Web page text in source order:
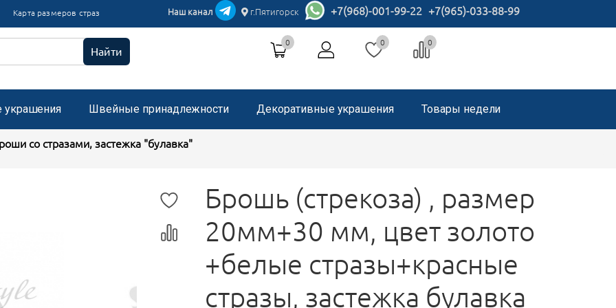
Карта размеров страз Наш канал г.Пятигорск +7(968)-001-99-22 +7(965)-033-88-99
Найти
0 0 0
украшения Швейные принадлежности Декоративные украшения
пришивные с микробисером
стразами, застежка "булавка"
Товары недели
со стразами, застежка "булавка"
Брошь (стрекоза) , размер
20мм+30 мм, цвет золото
+белые стразы+красные
стразы, застежка булавка